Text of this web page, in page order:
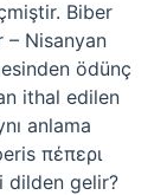
Biber
– Nisanyan
ödünç
ithal edilen
anlama
πέπερι
dilden gelir?